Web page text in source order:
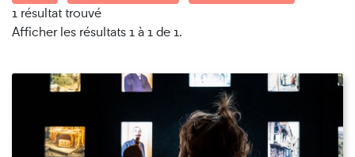
1 résultat trouvé
Afficher les résultats 1 à 1 de 1.